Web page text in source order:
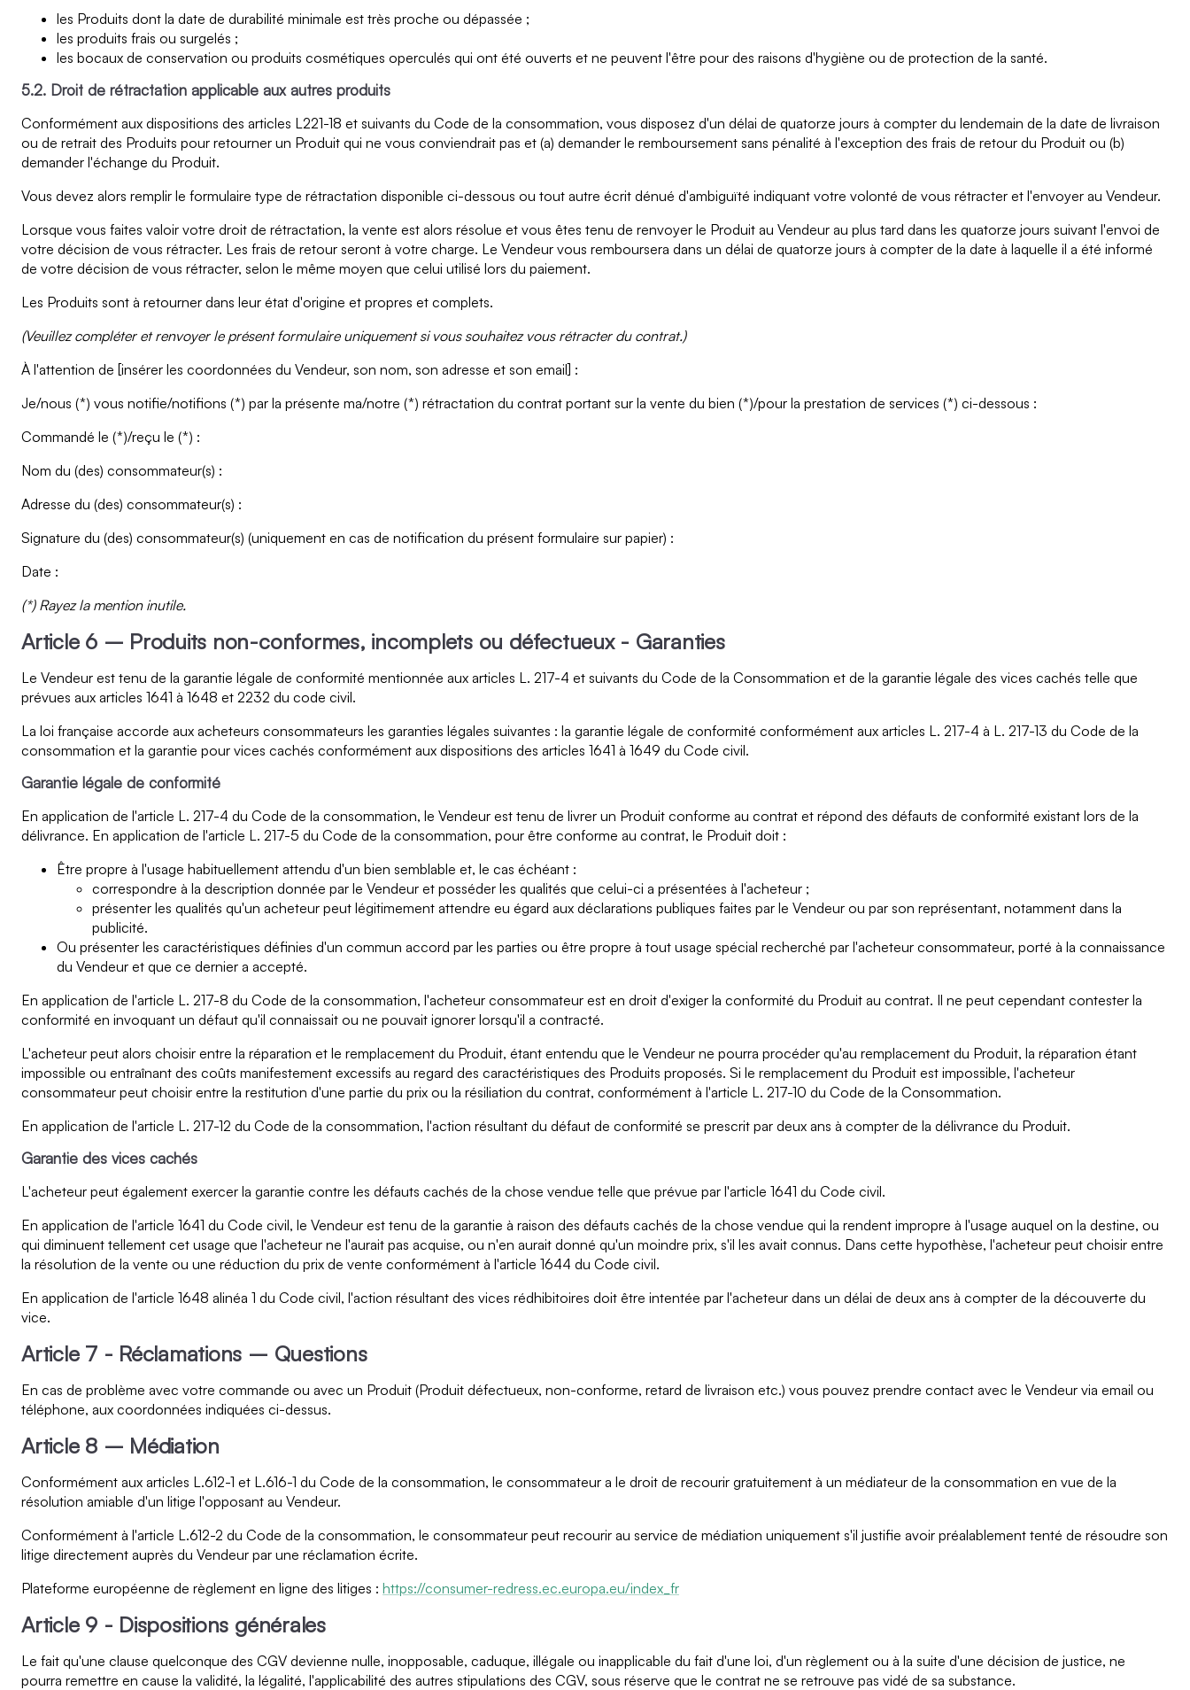
les Produits dont la date de durabilité minimale est très proche ou dépassée ;
les produits frais ou surgelés ;
les bocaux de conservation ou produits cosmétiques operculés qui ont été ouverts et ne peuvent l'être pour des raisons d'hygiène ou de protection de la santé.
5.2. Droit de rétractation applicable aux autres produits
Conformément aux dispositions des articles L221-18 et suivants du Code de la consommation, vous disposez d'un délai de quatorze jours à compter du lendemain de la date de livraison
ou de retrait des Produits pour retourner un Produit qui ne vous conviendrait pas et (a) demander le remboursement sans pénalité à l'exception des frais de retour du Produit ou (b)
demander l'échange du Produit.
Vous devez alors remplir le formulaire type de rétractation disponible ci-dessous ou tout autre écrit dénué d'ambiguïté indiquant votre volonté de vous rétracter et l'envoyer au Vendeur.
Lorsque vous faites valoir votre droit de rétractation, la vente est alors résolue et vous êtes tenu de renvoyer le Produit au Vendeur au plus tard dans les quatorze jours suivant l'envoi de
votre décision de vous rétracter. Les frais de retour seront à votre charge. Le Vendeur vous remboursera dans un délai de quatorze jours à compter de la date à laquelle il a été informé
de votre décision de vous rétracter, selon le même moyen que celui utilisé lors du paiement.
Les Produits sont à retourner dans leur état d'origine et propres et complets.
(Veuillez compléter et renvoyer le présent formulaire uniquement si vous souhaitez vous rétracter du contrat.)
À l'attention de [insérer les coordonnées du Vendeur, son nom, son adresse et son email] :
Je/nous (*) vous notifie/notifions (*) par la présente ma/notre (*) rétractation du contrat portant sur la vente du bien (*)/pour la prestation de services (*) ci-dessous :
Commandé le (*)/reçu le (*) :
Nom du (des) consommateur(s) :
Adresse du (des) consommateur(s) :
Signature du (des) consommateur(s) (uniquement en cas de notification du présent formulaire sur papier) :
Date :
(*) Rayez la mention inutile.
Article 6 – Produits non-conformes, incomplets ou défectueux - Garanties
Le Vendeur est tenu de la garantie légale de conformité mentionnée aux articles L. 217-4 et suivants du Code de la Consommation et de la garantie légale des vices cachés telle que
prévues aux articles 1641 à 1648 et 2232 du code civil.
La loi française accorde aux acheteurs consommateurs les garanties légales suivantes : la garantie légale de conformité conformément aux articles L. 217-4 à L. 217-13 du Code de la
consommation et la garantie pour vices cachés conformément aux dispositions des articles 1641 à 1649 du Code civil.
Garantie légale de conformité
En application de l'article L. 217-4 du Code de la consommation, le Vendeur est tenu de livrer un Produit conforme au contrat et répond des défauts de conformité existant lors de la
délivrance. En application de l'article L. 217-5 du Code de la consommation, pour être conforme au contrat, le Produit doit :
Être propre à l'usage habituellement attendu d'un bien semblable et, le cas échéant :
correspondre à la description donnée par le Vendeur et posséder les qualités que celui-ci a présentées à l'acheteur ;
présenter les qualités qu'un acheteur peut légitimement attendre eu égard aux déclarations publiques faites par le Vendeur ou par son représentant, notamment dans la
publicité.
Ou présenter les caractéristiques définies d'un commun accord par les parties ou être propre à tout usage spécial recherché par l'acheteur consommateur, porté à la connaissance
du Vendeur et que ce dernier a accepté.
En application de l'article L. 217-8 du Code de la consommation, l'acheteur consommateur est en droit d'exiger la conformité du Produit au contrat. Il ne peut cependant contester la
conformité en invoquant un défaut qu'il connaissait ou ne pouvait ignorer lorsqu'il a contracté.
L'acheteur peut alors choisir entre la réparation et le remplacement du Produit, étant entendu que le Vendeur ne pourra procéder qu'au remplacement du Produit, la réparation étant
impossible ou entraînant des coûts manifestement excessifs au regard des caractéristiques des Produits proposés. Si le remplacement du Produit est impossible, l'acheteur
consommateur peut choisir entre la restitution d'une partie du prix ou la résiliation du contrat, conformément à l'article L. 217-10 du Code de la Consommation.
En application de l'article L. 217-12 du Code de la consommation, l'action résultant du défaut de conformité se prescrit par deux ans à compter de la délivrance du Produit.
Garantie des vices cachés
L'acheteur peut également exercer la garantie contre les défauts cachés de la chose vendue telle que prévue par l'article 1641 du Code civil.
En application de l'article 1641 du Code civil, le Vendeur est tenu de la garantie à raison des défauts cachés de la chose vendue qui la rendent impropre à l'usage auquel on la destine, ou
qui diminuent tellement cet usage que l'acheteur ne l'aurait pas acquise, ou n'en aurait donné qu'un moindre prix, s'il les avait connus. Dans cette hypothèse, l'acheteur peut choisir entre
la résolution de la vente ou une réduction du prix de vente conformément à l'article 1644 du Code civil.
En application de l'article 1648 alinéa 1 du Code civil, l'action résultant des vices rédhibitoires doit être intentée par l'acheteur dans un délai de deux ans à compter de la découverte du
vice.
Article 7 - Réclamations – Questions
En cas de problème avec votre commande ou avec un Produit (Produit défectueux, non-conforme, retard de livraison etc.) vous pouvez prendre contact avec le Vendeur via email ou
téléphone, aux coordonnées indiquées ci-dessus.
Article 8 – Médiation
Conformément aux articles L.612-1 et L.616-1 du Code de la consommation, le consommateur a le droit de recourir gratuitement à un médiateur de la consommation en vue de la
résolution amiable d'un litige l'opposant au Vendeur.
Conformément à l'article L.612-2 du Code de la consommation, le consommateur peut recourir au service de médiation uniquement s'il justifie avoir préalablement tenté de résoudre son
litige directement auprès du Vendeur par une réclamation écrite.
Plateforme européenne de règlement en ligne des litiges : https://consumer-redress.ec.europa.eu/index_fr
Article 9 - Dispositions générales
Le fait qu'une clause quelconque des CGV devienne nulle, inopposable, caduque, illégale ou inapplicable du fait d'une loi, d'un règlement ou à la suite d'une décision de justice, ne
pourra remettre en cause la validité, la légalité, l'applicabilité des autres stipulations des CGV, sous réserve que le contrat ne se retrouve pas vidé de sa substance.